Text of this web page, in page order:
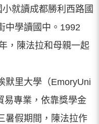
就讀成都勝利西路國
中學讀國中。1992
，陳法拉和母親一起
默里大學（EmoryUni
易專業，依靠獎學金
暑假期間，陳法拉作